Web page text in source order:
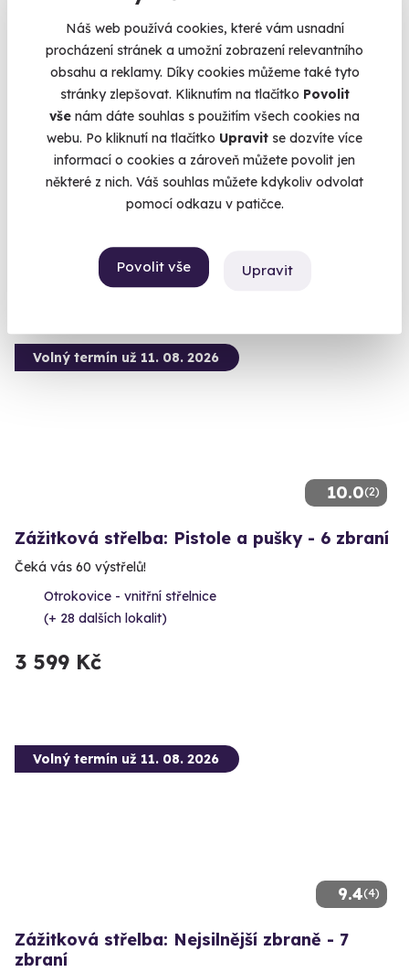
Náš web používá cookies, které vám usnadní
procházení stránek a umožní zobrazení relevantního
obsahu a reklamy. Díky cookies můžeme také tyto
stránky zlepšovat. Kliknutím na tlačítko Povolit
vše nám dáte souhlas s použitím všech cookies na
webu. Po kliknutí na tlačítko Upravit se dozvíte více
informací o cookies a zároveň můžete povolit jen
některé z nich. Váš souhlas můžete kdykoliv odvolat
pomocí odkazu v patičce.
Povolit vše Upravit
9.5
Zážitková střelba: Dlouhé zbraně - 6 zbraní
Z každé zbraně si zastřílíte pětkrát - celkem 30 výstřelů.
Otrokovice - vnitřní střelnice
(+ 28 dalších lokalit)
1 899 Kč
10.0(2)
Volný termín už 11. 08. 2026
Zážitková střelba: Pistole a pušky - 6 zbraní
Čeká vás 60 výstřelů!
Otrokovice - vnitřní střelnice
(+ 28 dalších lokalit)
3 599 Kč
9.4(4)
Volný termín už 11. 08. 2026
Zážitková střelba: Nejsilnější zbraně - 7
zbraní